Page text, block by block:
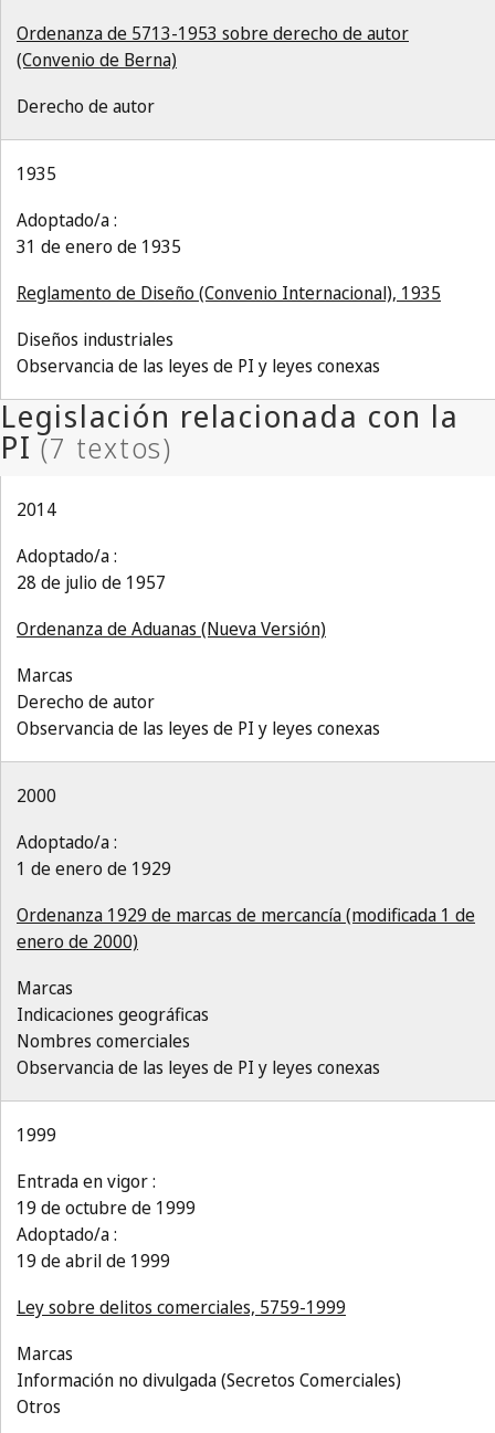
Ordenanza de 5713-1953 sobre derecho de autor
(Convenio de Berna)
Derecho de autor
1935
Adoptado/a :
31 de enero de 1935
Reglamento de Diseño (Convenio Internacional), 1935
Diseños industriales
Observancia de las leyes de PI y leyes conexas
2014
Adoptado/a :
28 de julio de 1957
Ordenanza de Aduanas (Nueva Versión)
Marcas
Derecho de autor
Observancia de las leyes de PI y leyes conexas
2000
Adoptado/a :
1 de enero de 1929
Ordenanza 1929 de marcas de mercancía (modificada 1 de
enero de 2000)
Marcas
Indicaciones geográficas
Nombres comerciales
Observancia de las leyes de PI y leyes conexas
1999
Entrada en vigor :
19 de octubre de 1999
Adoptado/a :
19 de abril de 1999
Ley sobre delitos comerciales, 5759-1999
Marcas
Información no divulgada (Secretos Comerciales)
Otros